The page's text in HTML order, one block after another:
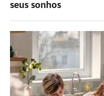
seus sonhos